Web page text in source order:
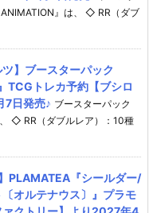
』は、 ◇ RR（ダブ
ツ】ブースターパック
TCGトレカ予約【ブシロ
7日発売♪ ブースターパック
◇ RR（ダブルレア）：10種
PLAMATEA『シールダー/
オルテナウス〕』プラモ